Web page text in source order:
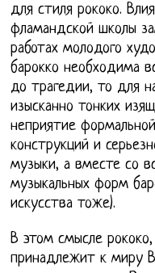
для стиля рококо.
фламандской школы
работах молодого
барокко необходима
до трагедии, то для
изысканно тонких
неприятие
конструкций и
музыки, а вместе со
музыкальных форм
искусства тоже).
В этом смысле
принадлежит к миру